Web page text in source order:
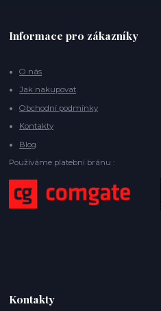
Informace pro zákazníky
O nás
Jak nakupovat
Obchodní podmínky
Kontakty
Blog
Používáme platební bránu :
Kontakty